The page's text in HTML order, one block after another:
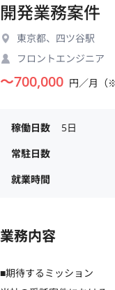
開発業務案件
東京都、四ツ谷駅
フロントエンジニア
〜700,000 円／月（
稼働日数
5日
常駐日数
就業時間
業務内容
■期待するミッション